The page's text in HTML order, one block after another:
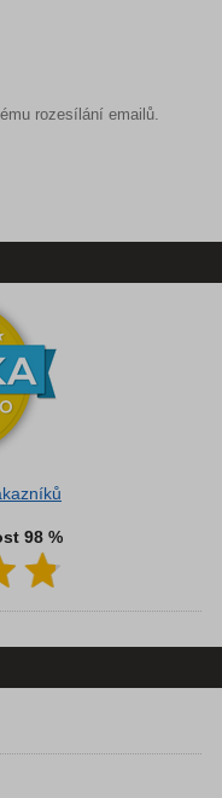
rozesílání emailů.
98 %